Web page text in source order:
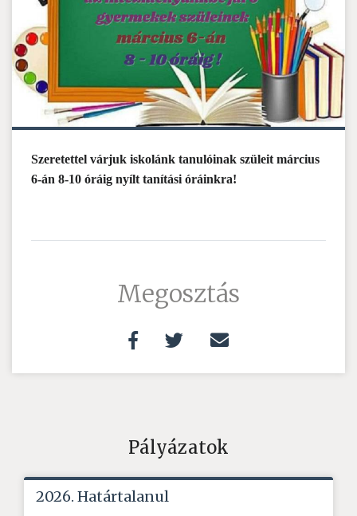
Szeretettel várjuk iskolánk tanulóinak szüleit március
6-án 8-10 óráig nyílt tanítási óráinkra!
Megosztás
Pályázatok
2026. Határtalanul